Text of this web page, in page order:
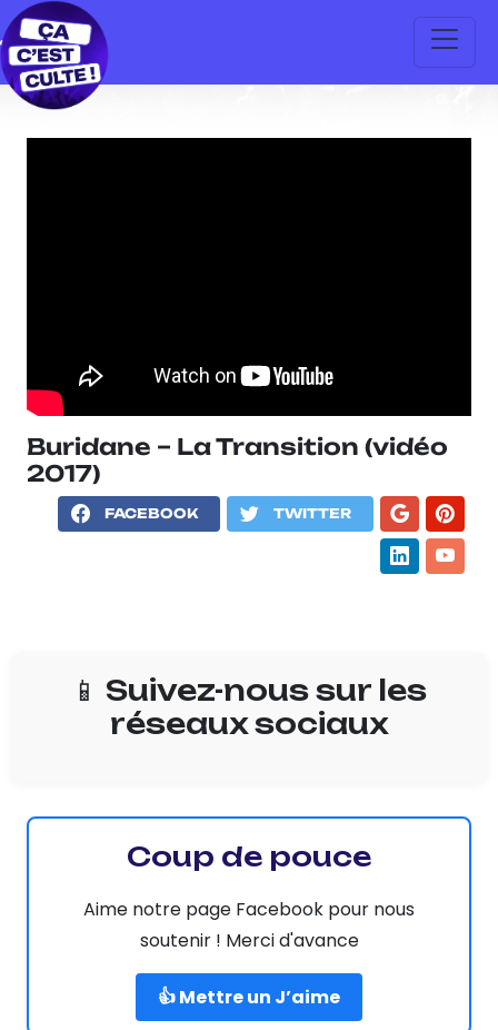
Buridane – La Transition (vidéo
2017)
FACEBOOK TWITTER
📱 Suivez-nous sur les
réseaux sociaux
Coup de pouce
Aime notre page Facebook pour nous
soutenir ! Merci d'avance
👍 Mettre un J’aime